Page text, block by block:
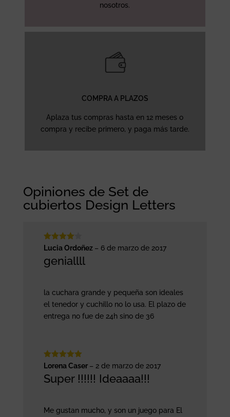
nosotros.
COMPRA A PLAZOS
Aplaza tus compras hasta en 12 meses o
compra y recibe primero, y paga más tarde.
Opiniones de Set de
cubiertos Design Letters
Valorado
5
Lucia Ordoñez – 6 de marzo de 2017
geniallll
la cuchara grande y pequeña son ideales
el tenedor y cuchillo no lo usa. El plazo de
entrega no fue de 24h sino de 36
Valorado
Lorena Caser – 2 de marzo de 2017
Super !!!!!! Ideaaaa!!!
Me gustan mucho, y son un juego para El